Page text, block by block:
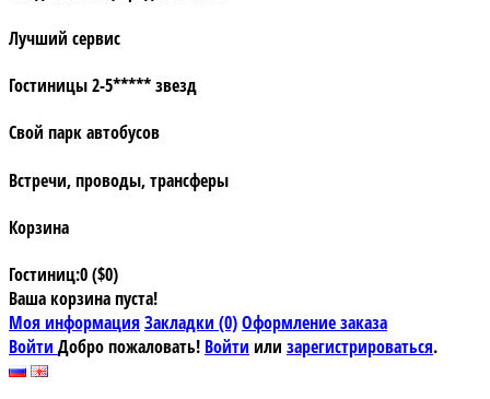
Лучший сервис
Гостиницы 2-5***** звезд
Свой парк автобусов
Встречи, проводы, трансферы
Корзина
Гостиниц:0 ($0)
Ваша корзина пуста!
Моя информация Закладки (0)Оформление заказа
Войти Добро пожаловать! Войти или зарегистрироваться.